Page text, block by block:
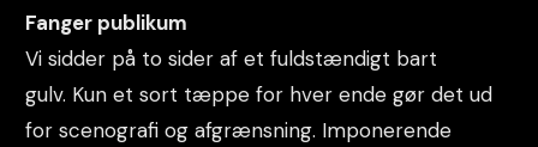
Fanger publikum
Vi sidder på to sider af et fuldstændigt bart
gulv. Kun et sort tæppe for hver ende gør det ud
for scenografi og afgrænsning. Imponerende